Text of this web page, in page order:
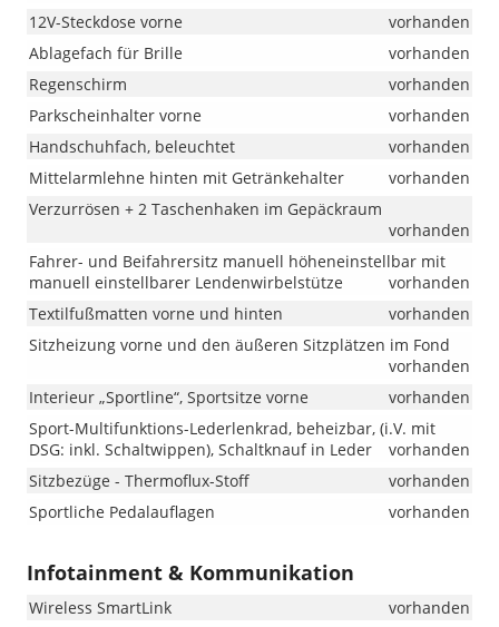
12V-Steckdose vorne
vorhanden
Ablagefach für Brille
vorhanden
Regenschirm
vorhanden
Parkscheinhalter vorne
vorhanden
Handschuhfach, beleuchtet
vorhanden
Mittelarmlehne hinten mit Getränkehalter
vorhanden
Verzurrösen + 2 Taschenhaken im Gepäckraum
vorhanden
Fahrer- und Beifahrersitz manuell höheneinstellbar mit
manuell einstellbarer Lendenwirbelstütze
vorhanden
Textilfußmatten vorne und hinten
vorhanden
Sitzheizung vorne und den äußeren Sitzplätzen im Fond
vorhanden
Interieur „Sportline“, Sportsitze vorne
vorhanden
Sport-Multifunktions-Lederlenkrad, beheizbar, (i.V. mit
DSG: inkl. Schaltwippen), Schaltknauf in Leder
vorhanden
Sitzbezüge - Thermoflux-Stoff
vorhanden
Sportliche Pedalauflagen
vorhanden
Infotainment & Kommunikation
Wireless SmartLink
vorhanden